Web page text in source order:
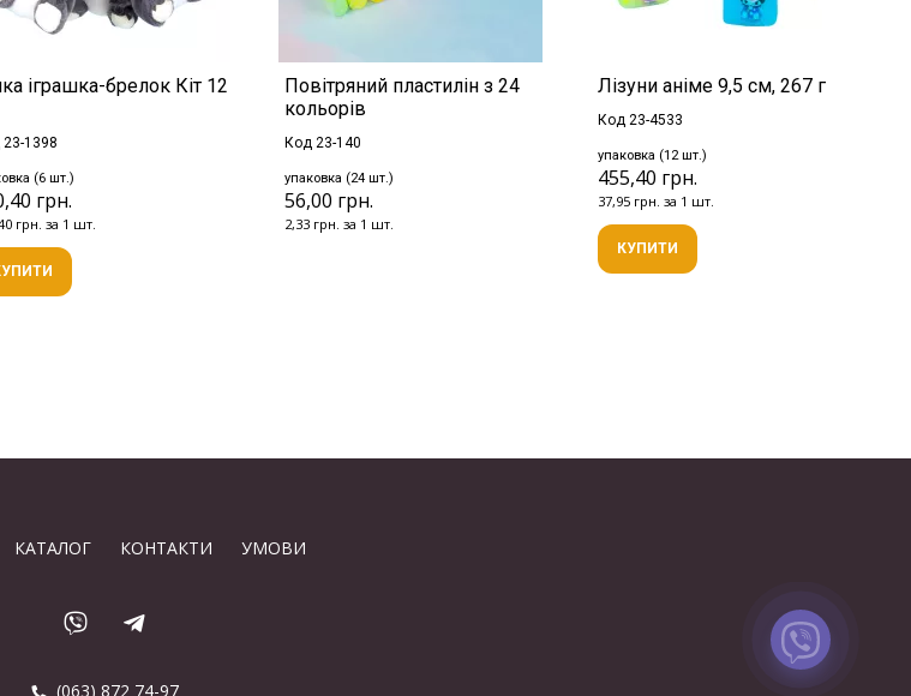
іграшка-брелок Кіт 12
1398
(6 шт.)
грн.
грн. за 1 шт.
Повітряний пластилін з 24
кольорів
Код 23-140
упаковка (24 шт.)
56,00 грн.
2,33 грн. за 1 шт.
Лізуни аніме 9,5 см, 267 г
Код 23-4533
упаковка (12 шт.)
455,40 грн.
37,95 грн. за 1 шт.
КУПИТИ
КАТАЛОГ КОНТАКТИ УМОВИ
(063) 872 74-97